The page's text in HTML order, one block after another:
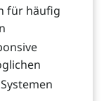
für häufig